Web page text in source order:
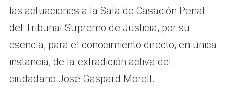
las actuaciones a la Sala de Casación Penal
del Tribunal Supremo de Justicia, por su
esencia, para el conocimiento directo, en única
instancia, de la extradición activa del
ciudadano José Gaspard Morell.